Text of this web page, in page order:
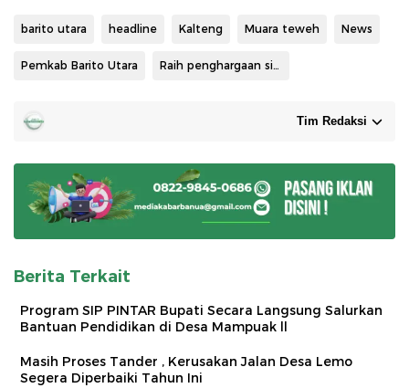
barito utara headline Kalteng Muara teweh News
Pemkab Barito Utara Raih penghargaan sidara
Tim Redaksi
Berita Terkait
Program SIP PINTAR Bupati Secara Langsung Salurkan
Bantuan Pendidikan di Desa Mampuak ll
Masih Proses Tander , Kerusakan Jalan Desa Lemo
Segera Diperbaiki Tahun Ini